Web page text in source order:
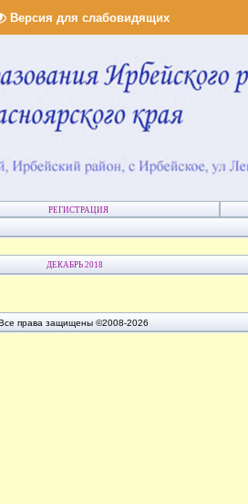
Версия для слабовидящих
РЕГИСТРАЦИЯ
ДЕКАБРЬ 2018
права защищены ©2008-2026